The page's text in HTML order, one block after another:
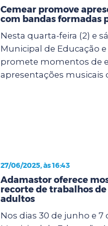
Cemear promove
com bandas formadas
Nesta quarta-feira (2) e
Municipal de Educação
promete momentos de
apresentações musicais
27/06/2025, às 16:43
Adamastor oferece
recorte de trabalhos
adultos
Nos dias 30 de junho e 7